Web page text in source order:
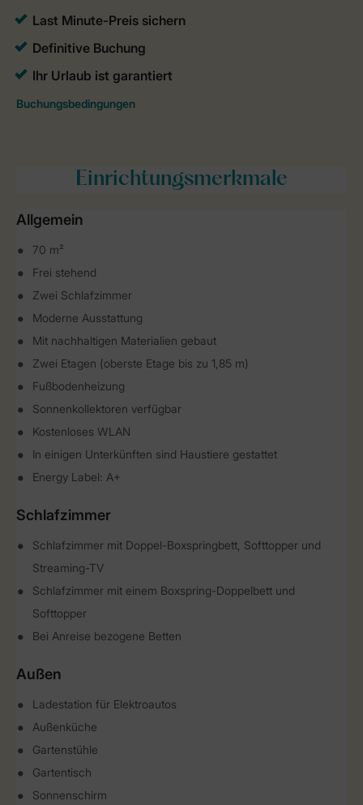
Einrichtungsmerkmale
Allgemein
70 m²
Frei stehend
Zwei Schlafzimmer
Moderne Ausstattung
Mit nachhaltigen Materialien gebaut
Zwei Etagen (oberste Etage bis zu 1,85 m)
Fußbodenheizung
Sonnenkollektoren verfügbar
Kostenloses WLAN
In einigen Unterkünften sind Haustiere gestattet
Energy Label: A+
Schlafzimmer
Schlafzimmer mit Doppel-Boxspringbett, Softtopper und
Streaming-TV
Schlafzimmer mit einem Boxspring-Doppelbett und
Softtopper
Bei Anreise bezogene Betten
Außen
Ladestation für Elektroautos
Außenküche
Gartenstühle
Gartentisch
Sonnenschirm